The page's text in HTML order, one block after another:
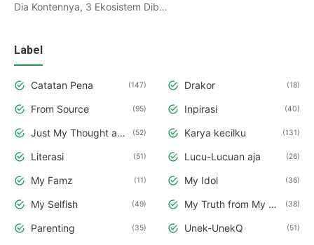
Dia Kontennya, 3 Ekosistem Dib…
Label
Catatan Pena 147 Drakor 18
From Source 95 Inpirasi 40
Just My Thought and Opinion 52 Karya kecilku 131
Literasi 51 Lucu-Lucuan aja 26
My Famz 11 My Idol 36
My Selfish 49 My Truth from My Deepest Hearth 38
Parenting 35 Unek-UnekQ 51